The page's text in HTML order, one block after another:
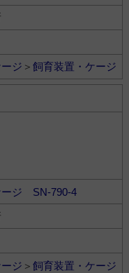
ジ ＞ 飼育装置・ケージ
ージ SN-790-4
ジ ＞ 飼育装置・ケージ